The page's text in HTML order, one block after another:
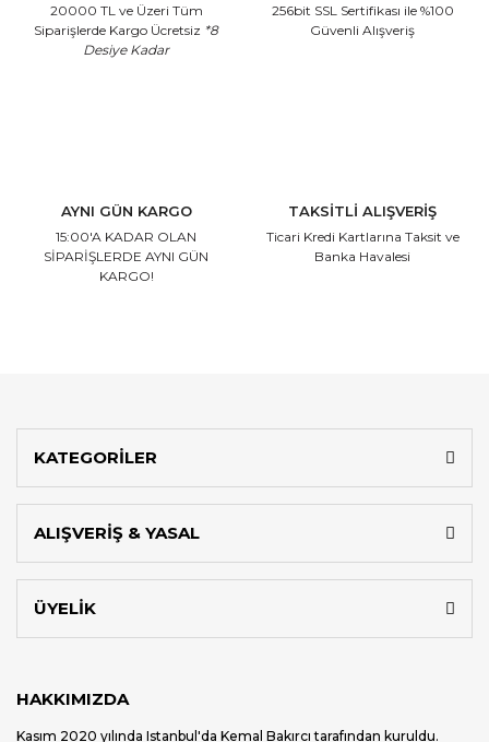
20000 TL ve Üzeri Tüm
Siparişlerde Kargo Ücretsiz *8
Desiye Kadar
256bit SSL Sertifikası ile %100
Güvenli Alışveriş
AYNI GÜN KARGO
15:00'A KADAR OLAN
SİPARİŞLERDE AYNI GÜN
KARGO!
TAKSİTLİ ALIŞVERİŞ
Ticari Kredi Kartlarına Taksit ve
Banka Havalesi
KATEGORİLER
ALIŞVERİŞ & YASAL
ÜYELİK
HAKKIMIZDA
Kasım 2020 yılında Istanbul'da Kemal Bakırcı tarafından kuruldu.